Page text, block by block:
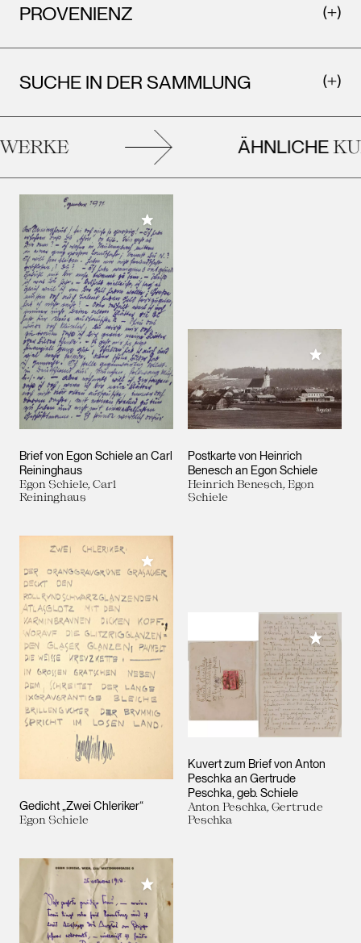
PROVENIENZ
SUCHE IN DER SAMMLUNG
ÄHNLICHE
Brief von Egon Schiele an Carl
Reininghaus
Egon Schiele, Carl
Reininghaus
Meiner Sammlung hinzufügen
Postkarte von Heinrich
Benesch an Egon Schiele
Heinrich Benesch, Egon
Schiele
Meiner
Gedicht „Zwei Chleriker“
Egon Schiele
Meiner Sammlung hinzufügen
Kuvert zum Brief von Anton
Peschka an Gertrude
Peschka, geb. Schiele
Anton Peschka, Gertrude
Peschka
Meiner
Meiner Sammlung hinzufügen